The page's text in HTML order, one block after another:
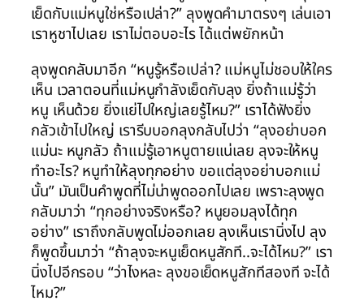
เย็ดกับแม่หนูใช่หรือเปล่า?” ลุงพูดคำมาตรงๆ เล่นเอา
เราหูชาไปเลย เราไม่ตอบอะไร ได้แต่พยักหน้า
ลุงพูดกลับมาอีก “หนูรู้หรือเปล่า? แม่หนูไม่ชอบให้ใคร
เห็น เวลาตอนที่แม่หนูกำลังเย็ดกับลุง ยิ่งถ้าแม่รู้ว่า
หนู เห็นด้วย ยิ่งแย่ไปใหญ่เลยรู้ไหม?” เราได้ฟังยิ่ง
กลัวเข้าไปใหญ่ เรารีบบอกลุงกลับไปว่า “ลุงอย่าบอก
แม่นะ หนูกลัว ถ้าแม่รู้เอาหนูตายแน่เลย ลุงจะให้หนู
ทำอะไร? หนูทำให้ลุงทุกอย่าง ขอแต่ลุงอย่าบอกแม่
นั้น” มันเป็นคำพูดที่ไม่น่าพูดออกไปเลย เพราะลุงพูด
กลับมาว่า “ทุกอย่างจริงหรือ? หนูยอมลุงได้ทุก
อย่าง” เราถึงกลับพูดไม่ออกเลย ลุงเห็นเรานิ่งไป ลุง
ก็พูดขึ้นมาว่า “ถ้าลุงจะหนูเย็ดหนูสักที..จะได้ไหม?” เรา
นิ่งไปอีกรอบ “ว่าไงหละ ลุงขอเย็ดหนูสักทีสองที จะได้
ไหม?”